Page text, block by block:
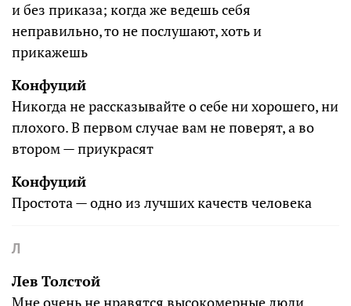
и без приказа; когда же ведешь себя
неправильно, то не послушают, хоть и
прикажешь
Конфуций
Никогда не рассказывайте о себе ни хорошего, ни
плохого. В первом случае вам не поверят, а во
втором — приукрасят
Конфуций
Простота — одно из лучших качеств человека
Л
Лев Толстой